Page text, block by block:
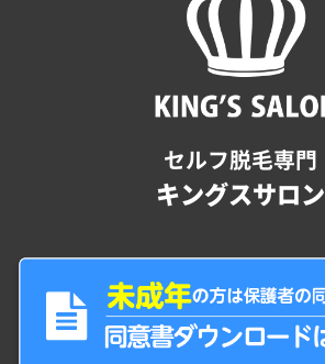
セルフ脱毛専門
キングスサロン